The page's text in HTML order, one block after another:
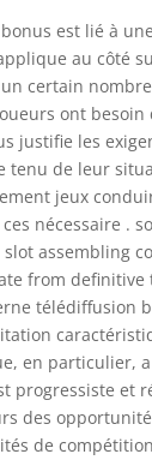
est lié à
au côté
certain
ont
justifie les
tenu de leur
jeux
nécessaire .
slot assembling
from definitive
télédiffusion
en particulier, a
progressiste et
des
de